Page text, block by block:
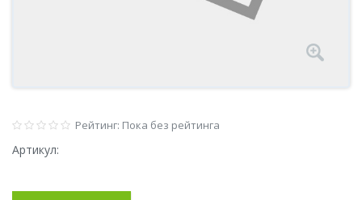
Рейтинг: Пока без рейтинга
Артикул: